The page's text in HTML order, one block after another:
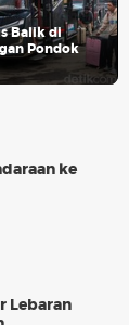
Balik di
Pondok
ke
Lebaran